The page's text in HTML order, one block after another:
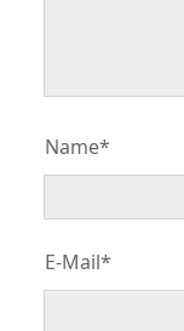
Name*
E-Mail*